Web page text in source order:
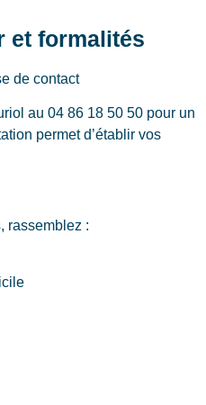
et formalités
de contact
au 04 86 18 50 50 pour un
permet d’établir vos
rassemblez :